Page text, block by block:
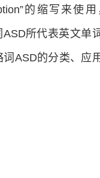
的缩写来使用
所代表英文单
ASD的分类、应